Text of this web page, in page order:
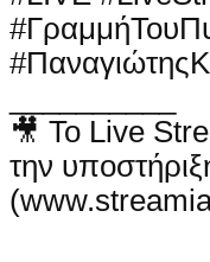
🎥 Το Live
την